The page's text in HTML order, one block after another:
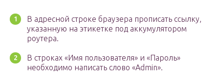
В адресной строке браузера прописать ссылку,
указанную на этикетке под аккумулятором
роутера.
В строках «Имя пользователя» и «Пароль»
необходимо написать слово «Admin».